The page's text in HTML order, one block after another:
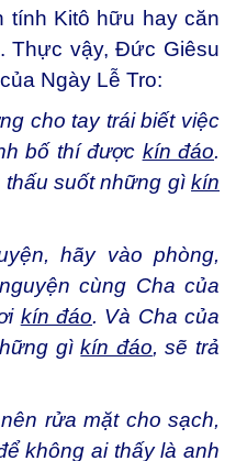
tính Kitô hữu hay căn
Thực vậy, Đức Giêsu
Ngày Lễ Tro:
cho tay trái biết việc
bố thí được kín đáo.
suốt những gì kín
hãy vào phòng,
cùng Cha của
kín đáo. Và Cha của
gìkín đáo, sẽ trả
rửa mặt cho sạch,
không ai thấy là anh